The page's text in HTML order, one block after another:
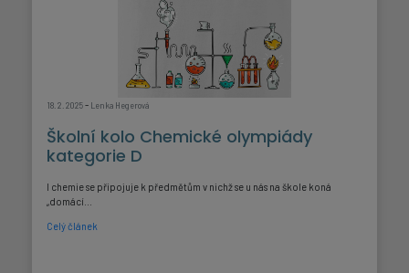
18. 2. 2025- Lenka Hegerová
Školní kolo Chemické olympiády
kategorie D
I chemie se připojuje k předmětům v nichž se u nás na škole koná
„domácí...
Celý článek